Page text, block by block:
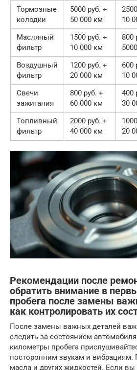
Тормозные
колодки
5000 руб. +
50 000 км
10
Масляный
фильтр
1500 руб. +
10 000 км
800
Воздушный
фильтр
1200 руб. +
20 000 км
600
10
Свечи
зажигания
800 руб. +
60 000 км
400
30
Топливный
фильтр
2000 руб. +
40 000 км
20
Рекомендации после
обратить внимание в
пробега после замены
как контролировать их
После замены важных деталей
следить за состоянием
километры пробега
посторонним звукам и вибрациям.
масла и других жидкостей. Если